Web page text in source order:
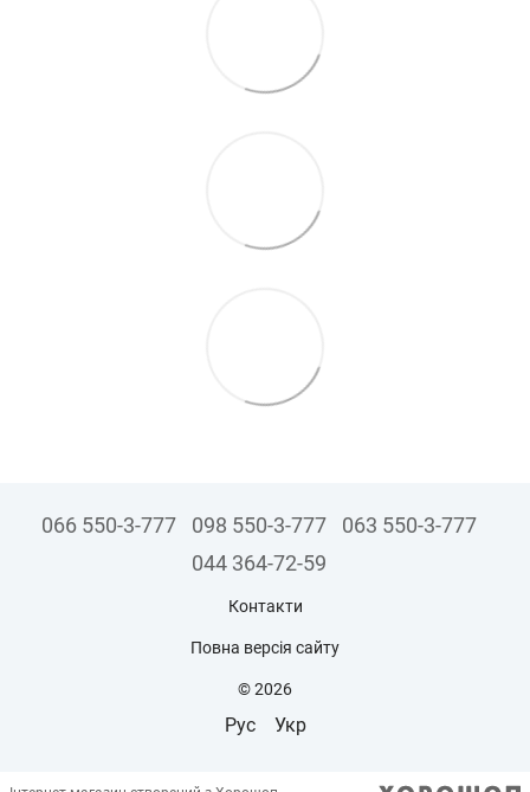
066 550-3-777 098 550-3-777
063 550-3-777
044 364-72-59
Контакти
Повна версія сайту
© 2026
Рус Укр